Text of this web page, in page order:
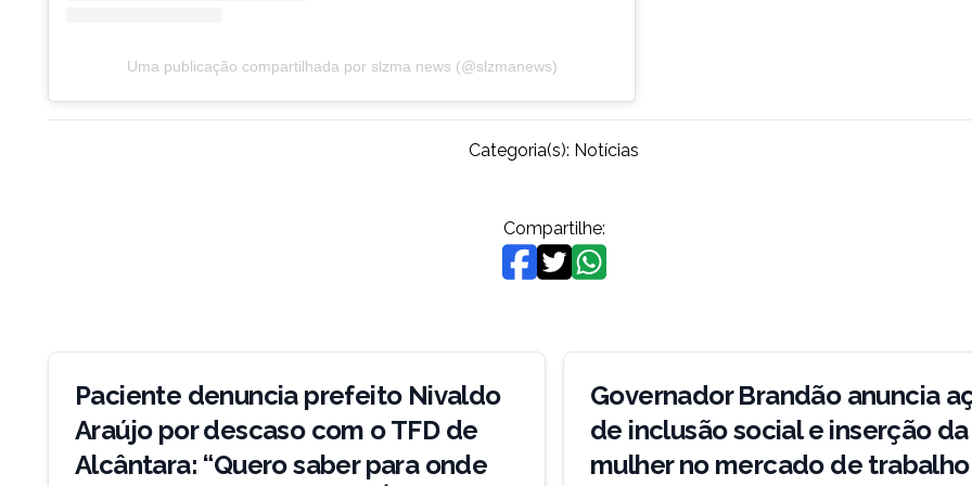
Uma publicação compartilhada por slzma news (@slzmanews)
Categoria(s): Notícias
Compartilhe:
Navegação
Paciente denuncia prefeito Nivaldo
Araújo por descaso com o TFD de
Alcântara: “Quero saber para onde
Governador Brandão anuncia
de inclusão social e inserção da
mulher no mercado de trabalho